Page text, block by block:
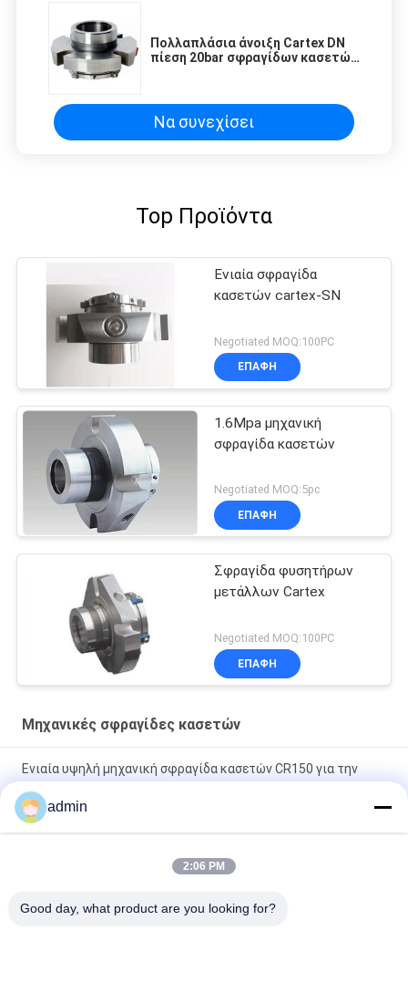
Πολλαπλάσια άνοιξη Cartex DN
πίεση 20bar σφραγίδων κασετών
Να συνεχίσει
Top Προϊόντα
Ενιαία σφραγίδα
κασετών cartex-SN
Negotiated MOQ:100PC
ΕΠΑΦΉ
1.6Mpa μηχανική
σφραγίδα κασετών
Negotiated MOQ:5pc
ΕΠΑΦΉ
Σφραγίδα φυσητήρων
μετάλλων Cartex
Negotiated MOQ:100PC
ΕΠΑΦΉ
Μηχανικές σφραγίδες κασετών
Ενιαία υψηλή μηχανική σφραγίδα κασετών CR150 για την
υδραντλία χρωμίου
Μηχανικές σφραγίδες κασετών AES CDSA διπλές για τη
DMSF διπλή
admin
2:06 PM
Good day, what product are you looking for?